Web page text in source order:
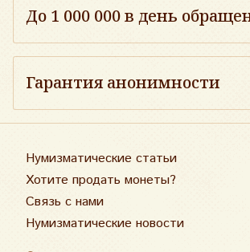
До 1 000 000 в день
Гарантия анонимности
Нумизматические статьи
Хотите продать монеты?
Связь с нами
Нумизматические новости